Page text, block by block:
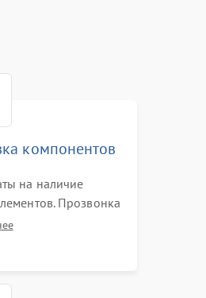
компонентов
на наличие
Прозвонка
приводных